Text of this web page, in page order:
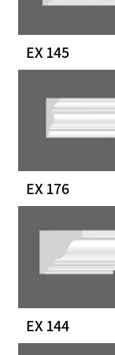
EX 145
EX 176
EX 144